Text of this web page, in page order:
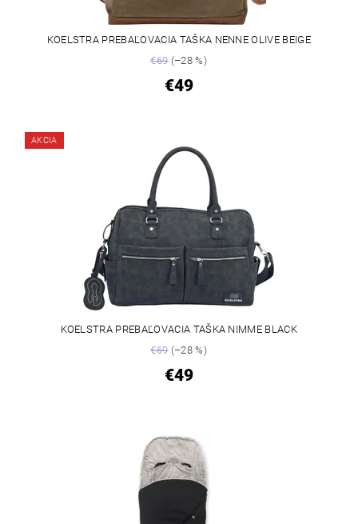
KOELSTRA PREBAĽOVACIA TAŠKA NENNE OLIVE BEIGE
€69(–28 %)
€49
AKCIA
KOELSTRA PREBAĽOVACIA TAŠKA NIMME BLACK
€69(–28 %)
€49